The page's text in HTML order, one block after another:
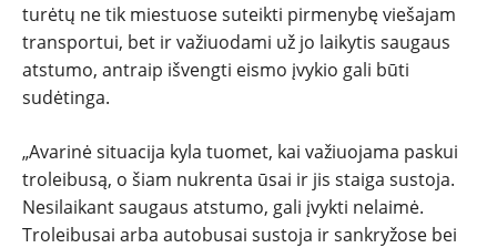
turėtų ne tik miestuose suteikti pirmenybę viešajam
transportui, bet ir važiuodami už jo laikytis saugaus
atstumo, antraip išvengti eismo įvykio gali būti
sudėtinga.
„Avarinė situacija kyla tuomet, kai važiuojama paskui
troleibusą, o šiam nukrenta ūsai ir jis staiga sustoja.
Nesilaikant saugaus atstumo, gali įvykti nelaimė.
Troleibusai arba autobusai sustoja ir sankryžose bei